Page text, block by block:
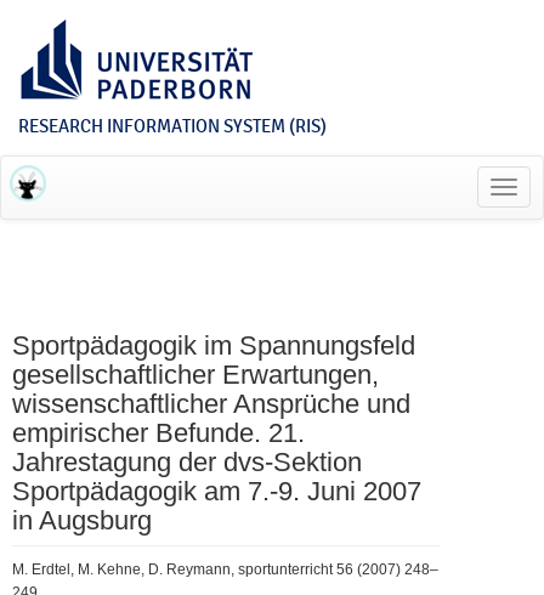
RESEARCH INFORMATION SYSTEM (RIS)
Sportpädagogik im Spannungsfeld
gesellschaftlicher Erwartungen,
wissenschaftlicher Ansprüche und
empirischer Befunde. 21.
Jahrestagung der dvs-Sektion
Sportpädagogik am 7.-9. Juni 2007
in Augsburg
M. Erdtel, M. Kehne, D. Reymann, sportunterricht 56 (2007) 248–